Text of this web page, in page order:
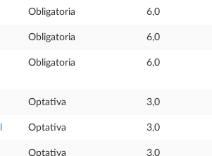
Obligatoria 6,0
Obligatoria 6,0
Obligatoria 6,0
Optativa 3,0
Optativa 3,0
Optativa 3,0